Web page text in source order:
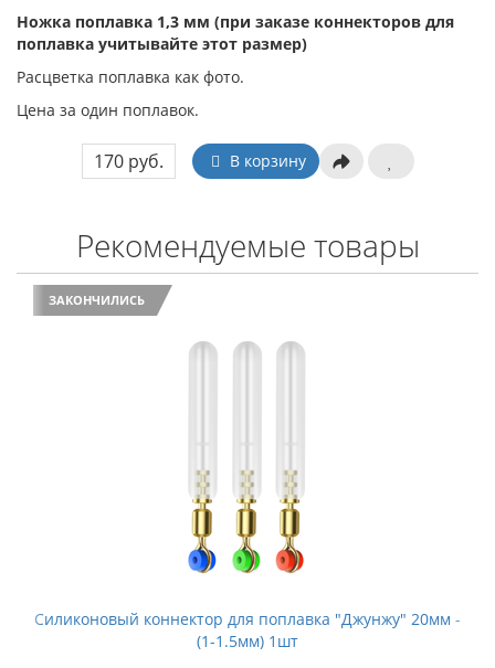
Ножка поплавка 1,3 мм (при заказе коннекторов для
поплавка учитывайте этот размер)
Расцветка поплавка как фото.
Цена за один поплавок.
170 руб. В корзину
Рекомендуемые товары
ЗАКОНЧИЛИСЬ
Силиконовый коннектор для поплавка "Джунжу" 20мм -
(1-1.5мм) 1шт